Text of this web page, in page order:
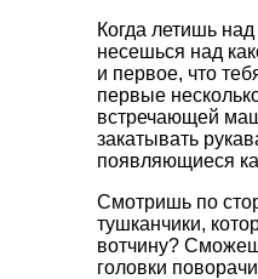
Когда летишь
несешься над
и первое, что
первые
встречающей
закатывать
появляющиеся
Смотришь по
тушканчики,
вотчину?
головки